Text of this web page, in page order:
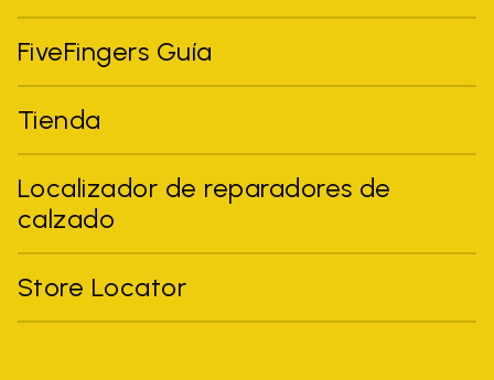
FiveFingers Guía
Tienda
Localizador de reparadores de
calzado
Store Locator